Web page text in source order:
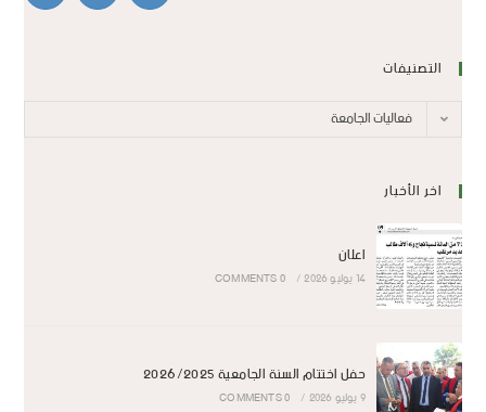
التصنيفات
فعاليات الجامعة
اخر الأخبار
اعلان
14 يوليو 2026 /
0 COMMENTS
حفل اختتام السنة الجامعية 2026/2025
9 يوليو 2026 /
0 COMMENTS